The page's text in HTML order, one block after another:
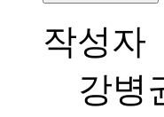
작성자
강병